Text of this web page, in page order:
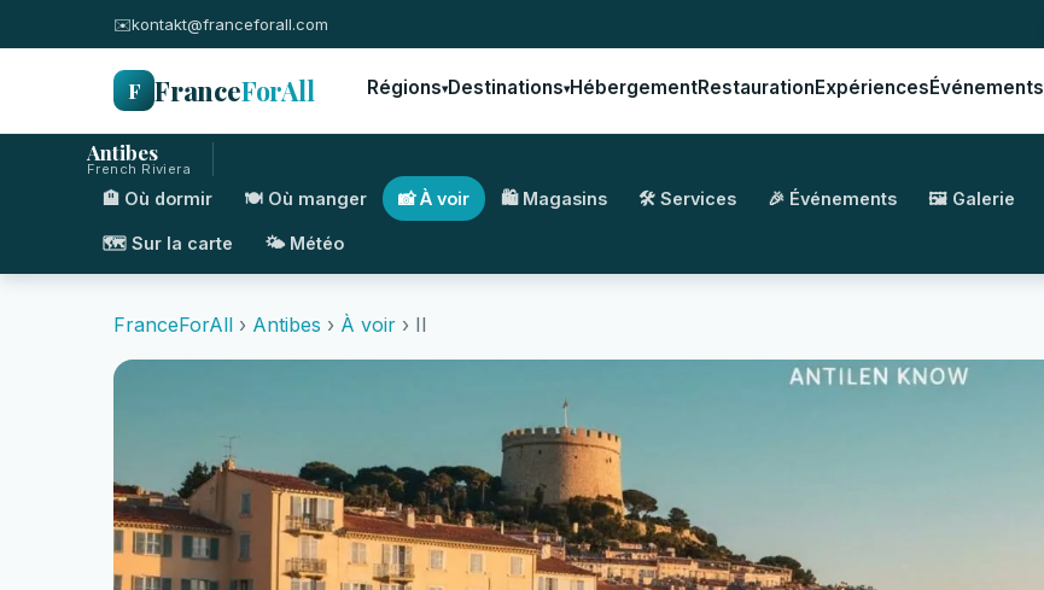
✉️kontakt@franceforall.com
F FranceForAll Régions▾Destinations▾HébergementRestaurationExpériencesÉvénements
Antibes
French Riviera
🏨 Où dormir 🍽️ Où manger 📸 À voir 🛍️ Magasins 🛠️ Services 🎉 Événements 🖼️ Galerie
🗺️ Sur la carte 🌤️ Météo
FranceForAll › Antibes › À voir › II